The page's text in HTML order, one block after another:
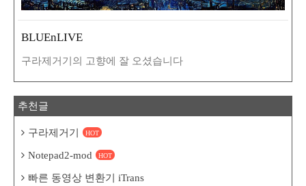
BLUEnLIVE
구라제거기의 고향에 잘 오셨습니다
추천글
구라제거기 HOT
Notepad2-mod HOT
빠른 동영상 변환기 iTrans